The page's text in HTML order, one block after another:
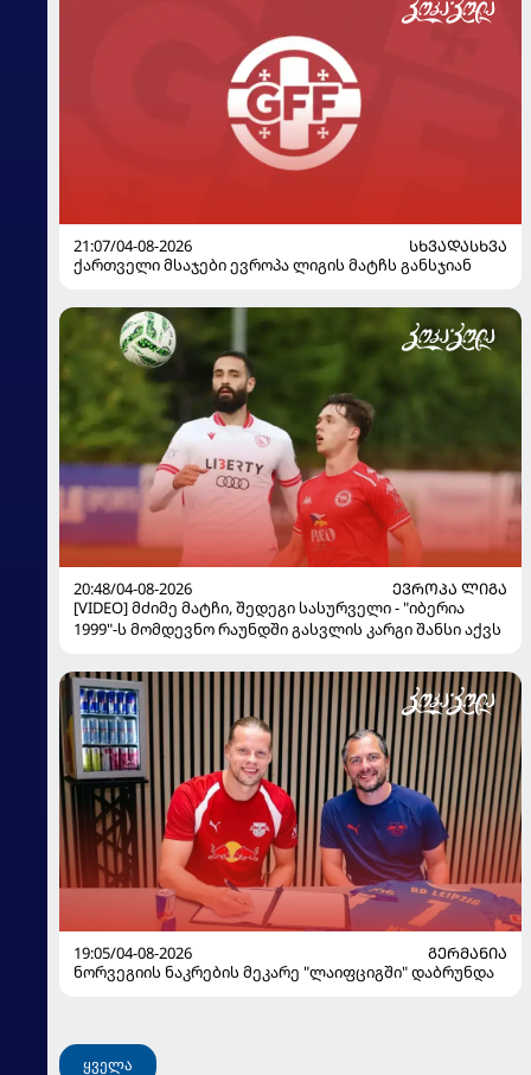
21:07/04-08-2026
ᲡᲮᲕᲐᲓᲐᲡᲮᲕᲐ
ქართველი მსაჯები ევროპა ლიგის მატჩს განსჯიან
20:48/04-08-2026
ᲔᲕᲠᲝᲞᲐ ᲚᲘᲒᲐ
[VIDEO] მძიმე მატჩი, შედეგი სასურველი - "იბერია
1999"-ს მომდევნო რაუნდში გასვლის კარგი შანსი აქვს
19:05/04-08-2026
ᲒᲔᲠᲛᲐᲜᲘᲐ
ნორვეგიის ნაკრების მეკარე "ლაიფციგში" დაბრუნდა
ყველა